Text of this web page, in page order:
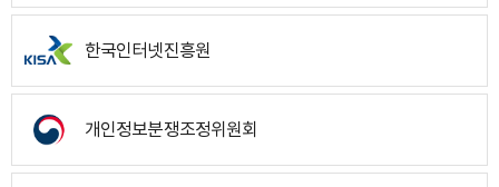
한국인터넷진흥원
개인정보분쟁조정위원회